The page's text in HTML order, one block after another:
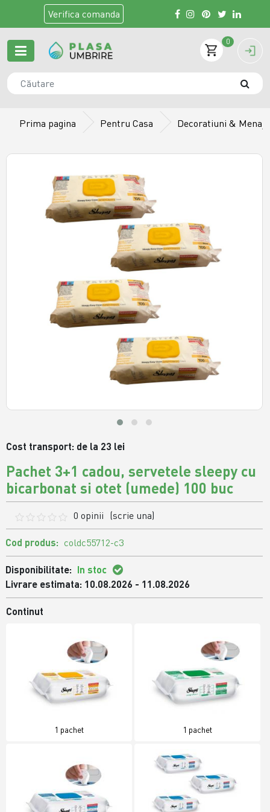
Verifica comanda
0
Prima pagina Pentru Casa Decoratiuni & Menaj
Cost transport: de la 23 lei
Pachet 3+1 cadou, servetele sleepy cu
bicarbonat si otet (umede) 100 buc
0 opinii (scrie una)
Cod produs: coldc55712-c3
Disponibilitate: In stoc
Livrare estimata: 10.08.2026 - 11.08.2026
Continut
1 pachet 1 pachet